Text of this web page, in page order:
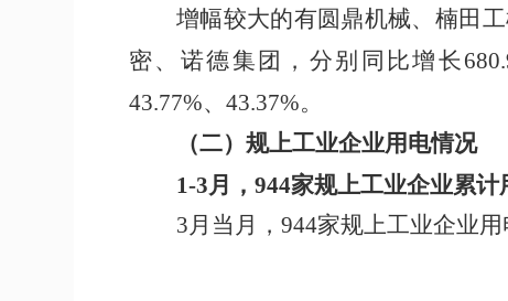
增幅较大的有圆鼎机械、楠田
密、诺德集团，分别同比增长
43.77%、 43.37%。
（二） 规上工业企业用电情况
1-3月， 944家规上工业企业累计
3月当月 ， 944家规上工业企业用